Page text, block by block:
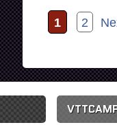
1 2